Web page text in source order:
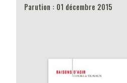
Parution : 01 décembre 2015